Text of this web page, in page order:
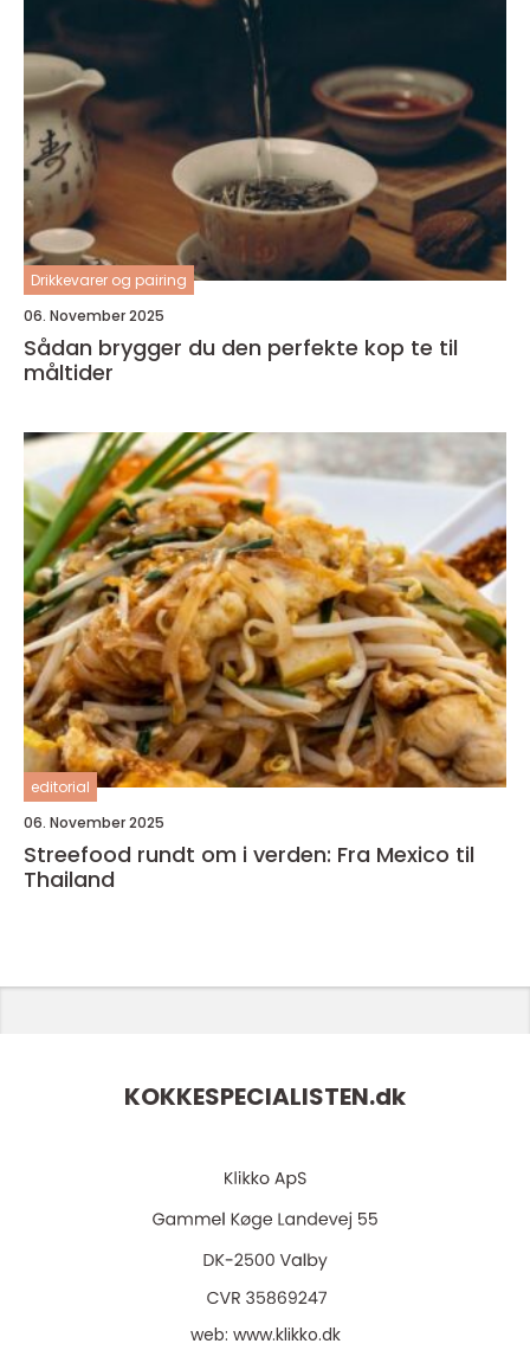
Drikkevarer og pairing
06. November 2025
Sådan brygger du den perfekte kop te til
måltider
editorial
06. November 2025
Streefood rundt om i verden: Fra Mexico til
Thailand
KOKKESPECIALISTEN.dk
web: www.klikko.dk